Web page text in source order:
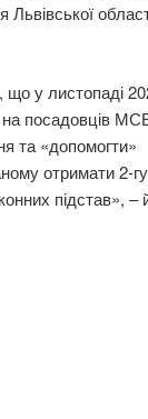
Львівської
у листопаді
посадовців
та «допомогти»
отримати 2-
підстав»,